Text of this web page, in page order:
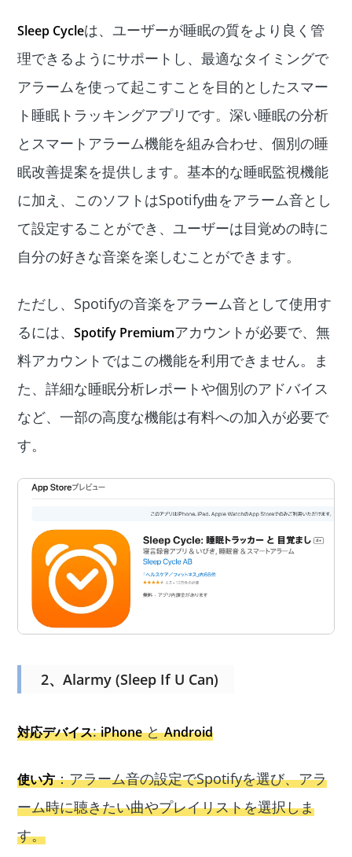
Sleep Cycleは、ユーザーが睡眠の質をより良く管
理できるようにサポートし、最適なタイミングで
アラームを使って起こすことを目的としたスマー
ト睡眠トラッキングアプリです。深い睡眠の分析
とスマートアラーム機能を組み合わせ、個別の睡
眠改善提案を提供します。基本的な睡眠監視機能
に加え、このソフトはSpotify曲をアラーム音とし
て設定することができ、ユーザーは目覚めの時に
自分の好きな音楽を楽しむことができます。
ただし、Spotifyの音楽をアラーム音として使用す
るには、Spotify Premiumアカウントが必要で、無
料アカウントではこの機能を利用できません。ま
た、詳細な睡眠分析レポートや個別のアドバイス
など、一部の高度な機能は有料への加入が必要で
す。
2、Alarmy (Sleep If U Can)
対応デバイス:iPhoneとAndroid
使い方：アラーム音の設定でSpotifyを選び、アラ
ーム時に聴きたい曲やプレイリストを選択しま
す。